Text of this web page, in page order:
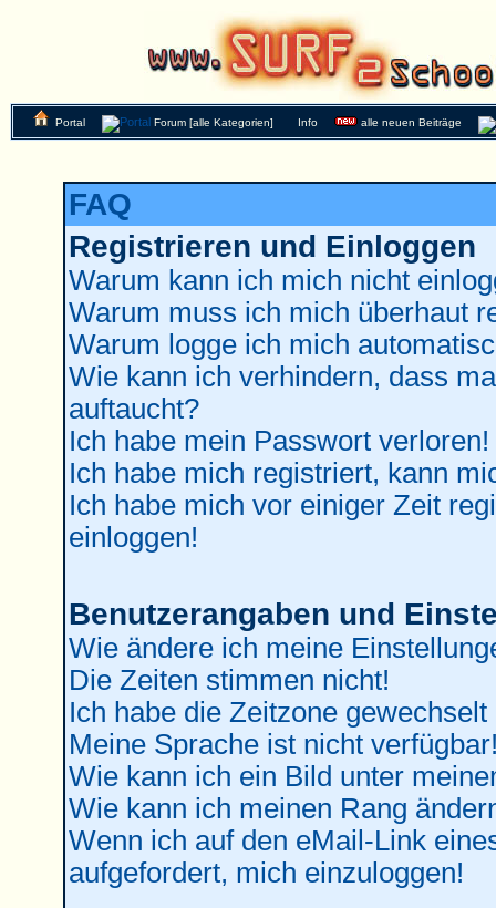
Portal Forum [alle Kategorien] Info alle neuen Beiträge
FAQ
Registrieren und Einloggen
Warum kann ich mich nicht
Warum muss ich mich überhaut
Warum logge ich mich
Wie kann ich verhindern, dass
auftaucht?
Ich habe mein Passwort verloren!
Ich habe mich registriert, kann
Ich habe mich vor einiger Zeit
einloggen!
Benutzerangaben und
Wie ändere ich meine
Die Zeiten stimmen nicht!
Ich habe die Zeitzone
Meine Sprache ist nicht
Wie kann ich ein Bild unter
Wie kann ich meinen Rang
Wenn ich auf den eMail-Link
aufgefordert, mich einzuloggen!